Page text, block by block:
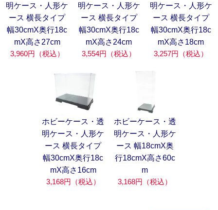
明ケース・人形ケ
ース 横長タイプ
幅30cmX奥行18c
mX高さ27cm
3,960円（税込）
明ケース・人形ケ
ース 横長タイプ
幅30cmX奥行18c
mX高さ24cm
3,554円（税込）
明ケース・人形ケ
ース 横長タイプ
幅30cmX奥行18c
mX高さ18cm
3,257円（税込）
ホビーケース・透
明ケース・人形ケ
ース 横長タイプ
幅30cmX奥行18c
mX高さ16cm
3,168円（税込）
ホビーケース・透
明ケース・人形ケ
ース 幅18cmX奥
行18cmX高さ60c
m
3,168円（税込）